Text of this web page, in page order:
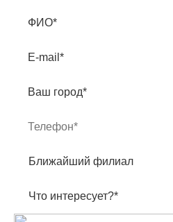
ФИО*
E-mail*
Ваш город*
Ближайший филиал
Что интересует?*